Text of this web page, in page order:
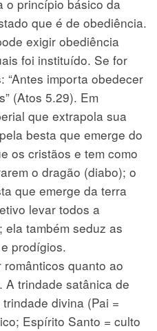
o princípio básico da
que é de obediência.
exigir obediência
foi instituído. Se for
“Antes importa obedecer
(Atos 5.29). Em
que extrapola sua
besta que emerge do
os cristãos e tem como
o dragão (diabo); o
que emerge da terra
levar todos a
também seduz as
prodígios.
quanto ao
trindade satânica de
divina (Pai =
Espírito Santo = culto